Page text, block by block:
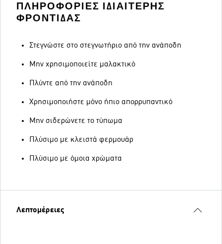
ΠΛΗΡΟΦΟΡΊΕΣ ΙΔΙΑΊΤΕΡΗΣ
ΦΡΟΝΤΊΔΑΣ
Στεγνώστε στο στεγνωτήριο από την ανάποδη
Μην χρησιμοποιείτε μαλακτικό
Πλύντε από την ανάποδη
Χρησιμοποιήστε μόνο ήπιο απορρυπαντικό
Μην σιδερώνετε το τύπωμα
Πλύσιμο με κλειστά φερμουάρ
Πλύσιμο με όμοια χρώματα
Λεπτομέρειες